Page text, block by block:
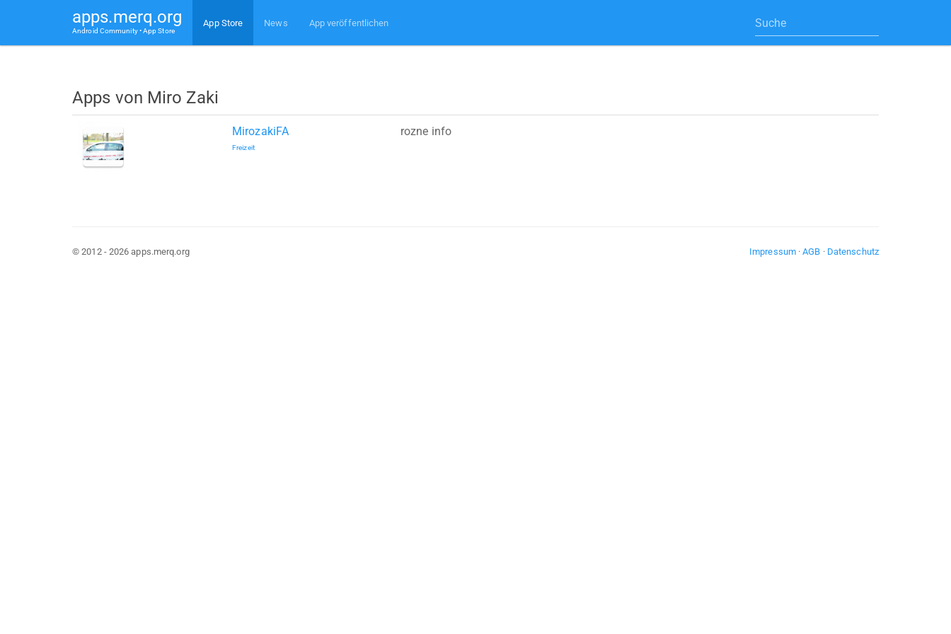
apps.merq.org
Android Community • App Store
App Store News App veröffentlichen
Apps von Miro Zaki
MirozakiFA
Freizeit
rozne info
Impressum·AGB · Datenschutz
© 2012 - 2026 apps.merq.org